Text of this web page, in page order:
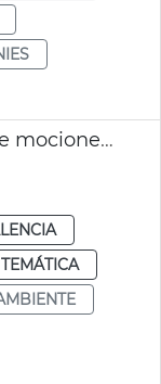
Pleno Ayuntamiento. Debate mociones EMT